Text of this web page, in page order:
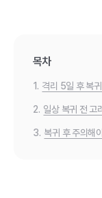
목차
1. 격리 5일 후 복귀
2. 일상 복귀 전 고
3. 복귀 후 주의해